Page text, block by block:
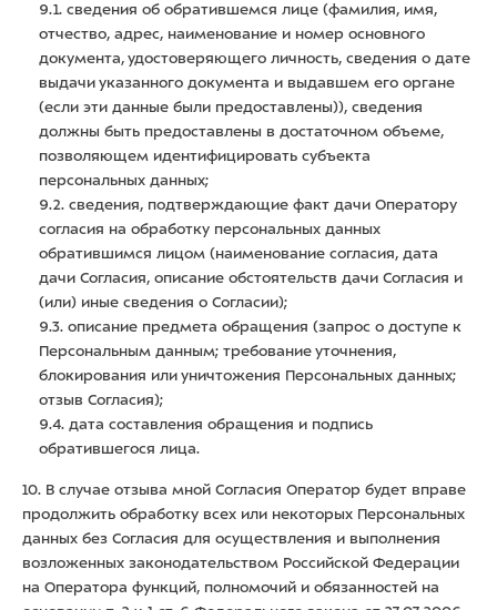
9.1. сведения об обратившемся лице (фамилия, имя,
отчество, адрес, наименование и номер основного
документа, удостоверяющего личность, сведения о дате
выдачи указанного документа и выдавшем его органе
(если эти данные были предоставлены)), сведения
должны быть предоставлены в достаточном объеме,
позволяющем идентифицировать субъекта
персональных данных;
9.2. сведения, подтверждающие факт дачи Оператору
согласия на обработку персональных данных
обратившимся лицом (наименование согласия, дата
дачи Согласия, описание обстоятельств дачи Согласия и
(или) иные сведения о Согласии);
9.3. описание предмета обращения (запрос о доступе к
Персональным данным; требование уточнения,
блокирования или уничтожения Персональных данных;
отзыв Согласия);
9.4. дата составления обращения и подпись
обратившегося лица.
10. В случае отзыва мной Согласия Оператор будет вправе
продолжить обработку всех или некоторых Персональных
данных без Согласия для осуществления и выполнения
возложенных законодательством Российской Федерации
на Оператора функций, полномочий и обязанностей на